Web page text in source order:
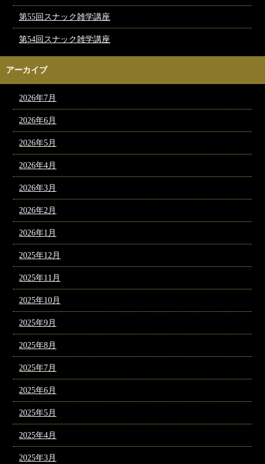
第55回スナック雑学講座
第54回スナック雑学講座
アーカイブ
2026年7月
2026年6月
2026年5月
2026年4月
2026年3月
2026年2月
2026年1月
2025年12月
2025年11月
2025年10月
2025年9月
2025年8月
2025年7月
2025年6月
2025年5月
2025年4月
2025年3月